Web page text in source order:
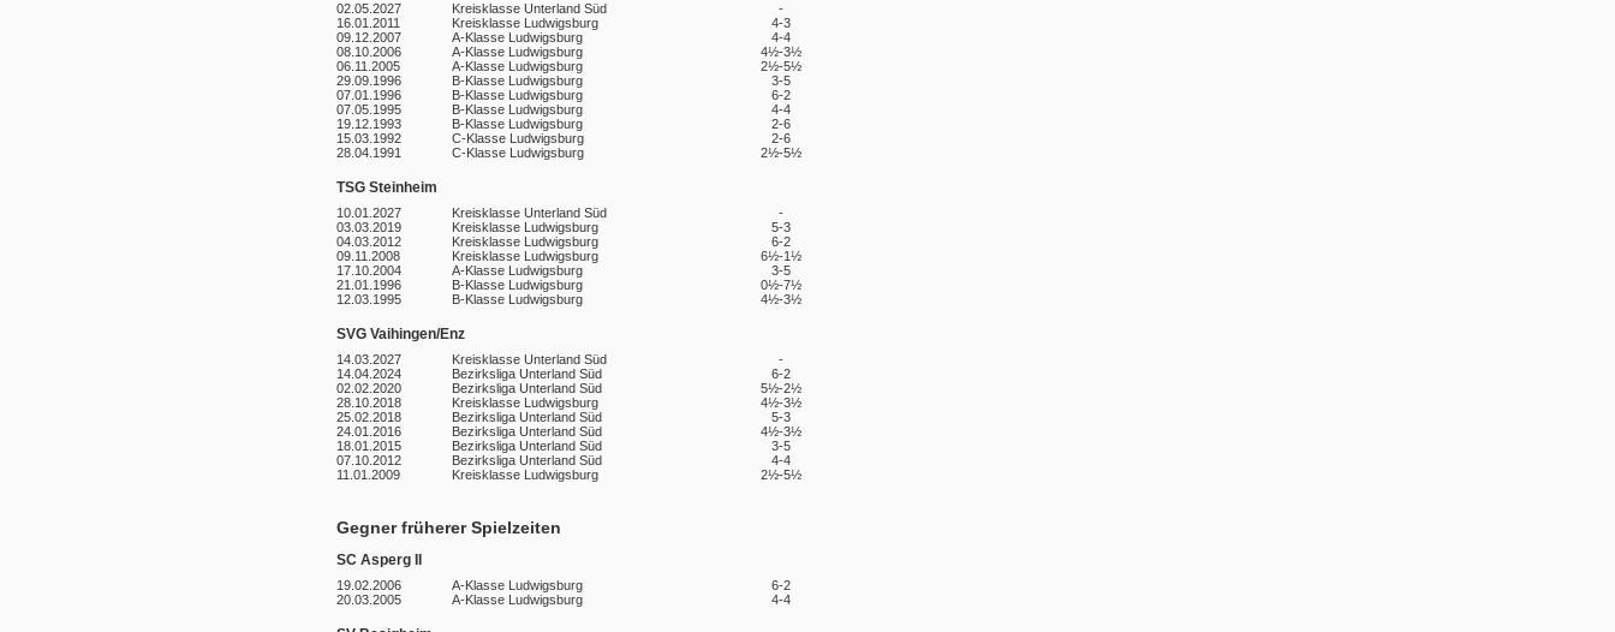
02.05.2027 Kreisklasse Unterland Süd
-
16.01.2011
Kreisklasse Ludwigsburg
4-3
09.12.2007
A-Klasse Ludwigsburg
4-4
08.10.2006
A-Klasse Ludwigsburg
4½-3½
06.11.2005
A-Klasse Ludwigsburg
2½-5½
29.09.1996
B-Klasse Ludwigsburg
3-5
07.01.1996
B-Klasse Ludwigsburg
6-2
07.05.1995
B-Klasse Ludwigsburg
4-4
19.12.1993
B-Klasse Ludwigsburg
2-6
15.03.1992
C-Klasse Ludwigsburg
2-6
28.04.1991
C-Klasse Ludwigsburg 2½-5½
TSG Steinheim
10.01.2027 Kreisklasse Unterland Süd
-
03.03.2019
Kreisklasse Ludwigsburg
5-3
04.03.2012
Kreisklasse Ludwigsburg
6-2
09.11.2008
Kreisklasse Ludwigsburg
6½-1½
17.10.2004
A-Klasse Ludwigsburg
3-5
21.01.1996
B-Klasse Ludwigsburg
0½-7½
12.03.1995
B-Klasse Ludwigsburg 4½-3½
SVG Vaihingen/Enz
14.03.2027 Kreisklasse Unterland Süd
-
14.04.2024
Bezirksliga Unterland Süd
6-2
02.02.2020
Bezirksliga Unterland Süd
5½-2½
28.10.2018
Kreisklasse Ludwigsburg
4½-3½
25.02.2018
Bezirksliga Unterland Süd
5-3
24.01.2016
Bezirksliga Unterland Süd
4½-3½
18.01.2015
Bezirksliga Unterland Süd
3-5
07.10.2012
Bezirksliga Unterland Süd
4-4
11.01.2009
Kreisklasse Ludwigsburg 2½-5½
Gegner früherer Spielzeiten
SC Asperg II
19.02.2006 A-Klasse Ludwigsburg
6-2
20.03.2005
A-Klasse Ludwigsburg 4-4